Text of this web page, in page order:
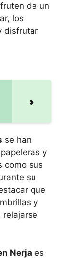
de un
los
disfrutar
se han
y
como sus
su
que
y
relajarse
Nerja es